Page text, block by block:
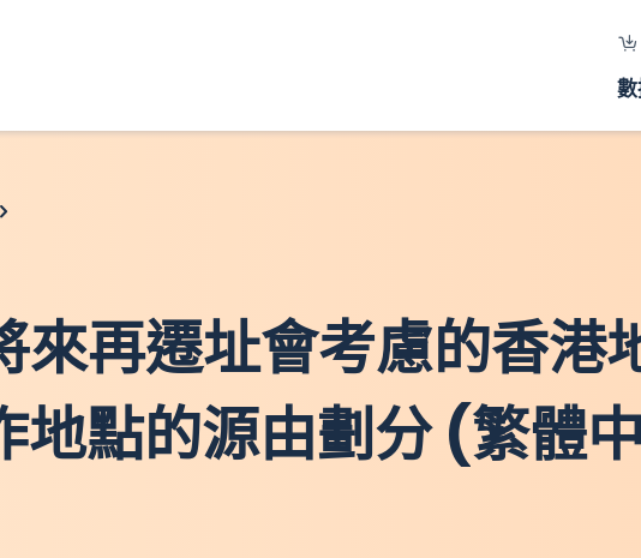
來再遷址會考慮的香港
地點的源由劃分 (繁體